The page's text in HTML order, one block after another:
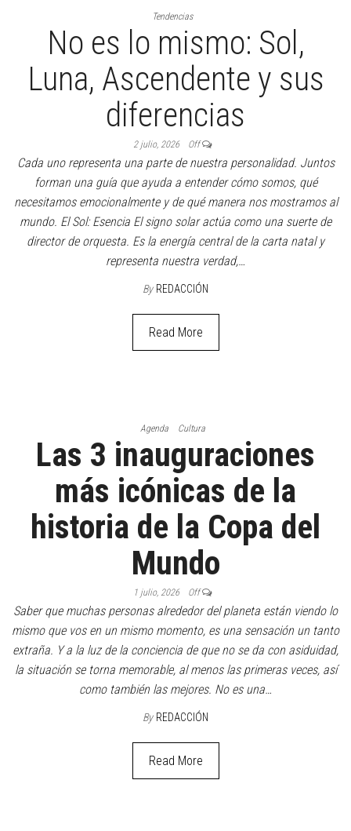
Tendencias
No es lo mismo: Sol,
Luna, Ascendente y sus
diferencias
2 julio, 2026 Off
Cada uno representa una parte de nuestra personalidad. Juntos
forman una guía que ayuda a entender cómo somos, qué
necesitamos emocionalmente y de qué manera nos mostramos al
mundo. El Sol: Esencia El signo solar actúa como una suerte de
director de orquesta. Es la energía central de la carta natal y
representa nuestra verdad,…
By REDACCIÓN
Read More
Agenda Cultura
Las 3 inauguraciones
más icónicas de la
historia de la Copa del
Mundo
1 julio, 2026 Off
Saber que muchas personas alrededor del planeta están viendo lo
mismo que vos en un mismo momento, es una sensación un tanto
extraña. Y a la luz de la conciencia de que no se da con asiduidad,
la situación se torna memorable, al menos las primeras veces, así
como también las mejores. No es una…
By REDACCIÓN
Read More